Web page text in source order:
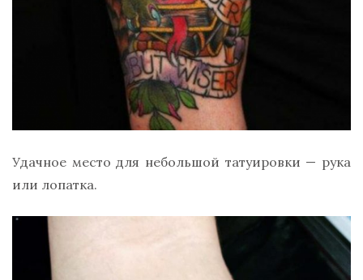
Удачное место для небольшой татуировки — рука
или лопатка.